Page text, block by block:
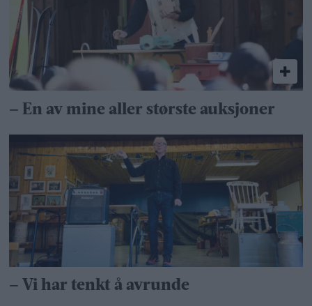
– En av mine aller største auksjoner
– Vi har tenkt å avrunde